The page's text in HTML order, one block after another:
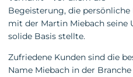
Begeisterung, die
mit der Martin Miebach seine
solide Basis stellte.
Zufriedene Kunden sind die
Name Miebach in der